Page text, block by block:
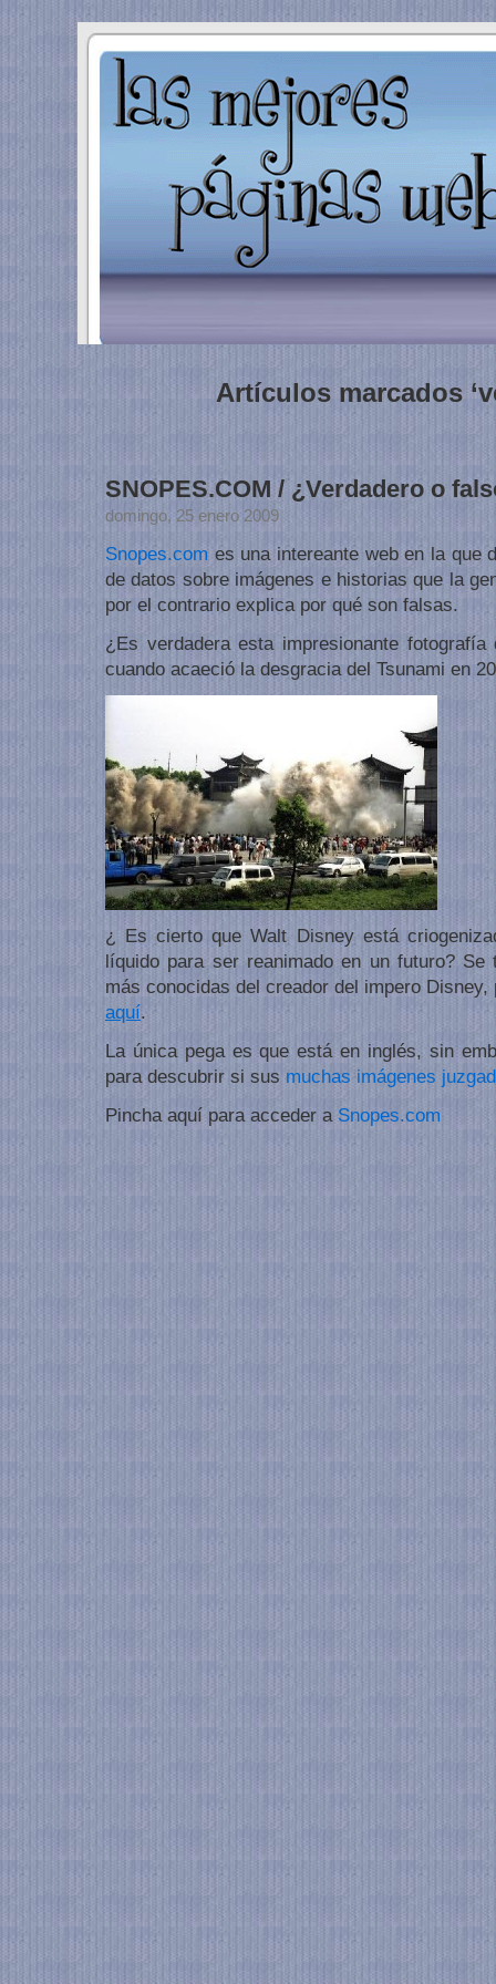
Artículos marcados
SNOPES.COM / ¿Verdadero o
domingo, 25 enero 2009
Snopes.com es una intereante web en la que
de datos sobre imágenes e historias que la
por el contrario explica por qué son falsas.
¿Es verdadera esta impresionante
cuando acaeció la desgracia del Tsunami en
¿ Es cierto que Walt Disney está
líquido para ser reanimado en un futuro?
más conocidas del creador del impero
aquí.
La única pega es que está en inglés, sin
para descubrir si sus muchas imágenes
Pincha aquí para acceder a Snopes.com